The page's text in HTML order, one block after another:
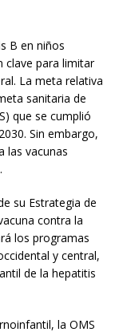
B en niños
clave para limitar
La meta relativa
sanitaria de
que se cumplió
Sin embargo,
las vacunas
su Estrategia de
contra la
los programas
y central,
de la hepatitis
la OMS